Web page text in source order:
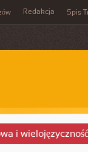
Redakcja Spis
i